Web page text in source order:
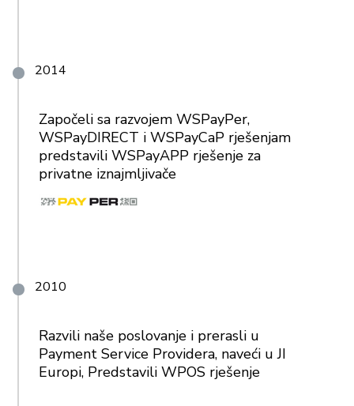
2014
Započeli sa razvojem WSPayPer,
WSPayDIRECT i WSPayCaP rješenjam
predstavili WSPayAPP rješenje za
privatne iznajmljivače
2010
Razvili naše poslovanje i prerasli u
Payment Service Providera, naveći u JI
Europi, Predstavili WPOS rješenje